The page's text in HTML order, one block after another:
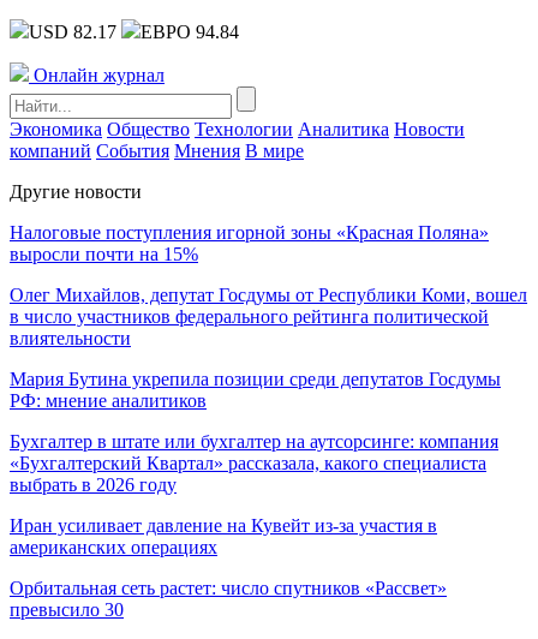
USD 82.17 ЕВРО 94.84
Онлайн журнал
Экономика Общество Технологии Аналитика Новости
компаний События Мнения В мире
Другие новости
Налоговые поступления игорной зоны «Красная Поляна»
выросли почти на 15%
Олег Михайлов, депутат Госдумы от Республики Коми, вошел
в число участников федерального рейтинга политической
влиятельности
Мария Бутина укрепила позиции среди депутатов Госдумы
РФ: мнение аналитиков
Бухгалтер в штате или бухгалтер на аутсорсинге: компания
«Бухгалтерский Квартал» рассказала, какого специалиста
выбрать в 2026 году
Иран усиливает давление на Кувейт из-за участия в
американских операциях
Орбитальная сеть растет: число спутников «Рассвет»
превысило 30